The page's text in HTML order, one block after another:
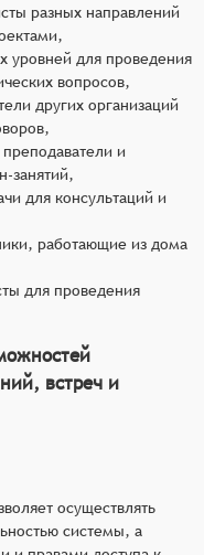
разных направлений
уровней для проведения
вопросов,
других организаций
и
занятий,
для консультаций и
работающие из дома
для проведения
встреч и
осуществлять
системы, а